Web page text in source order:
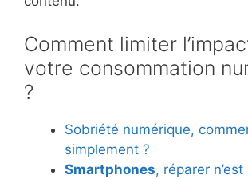
Comment limiter
votre consommation
?
Sobriété numérique,
simplement ?
Smartphones, réparer